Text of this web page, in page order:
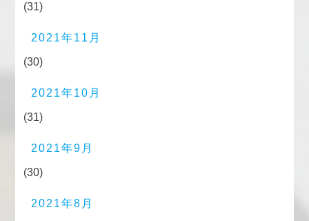
(31)
2021年11月
(30)
2021年10月
(31)
2021年9月
(30)
2021年8月